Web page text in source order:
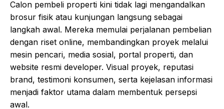
Calon pembeli properti kini tidak lagi mengandalkan
brosur fisik atau kunjungan langsung sebagai
langkah awal. Mereka memulai perjalanan pembelian
dengan riset online, membandingkan proyek melalui
mesin pencari, media sosial, portal properti, dan
website resmi developer. Visual proyek, reputasi
brand, testimoni konsumen, serta kejelasan informasi
menjadi faktor utama dalam membentuk persepsi
awal.